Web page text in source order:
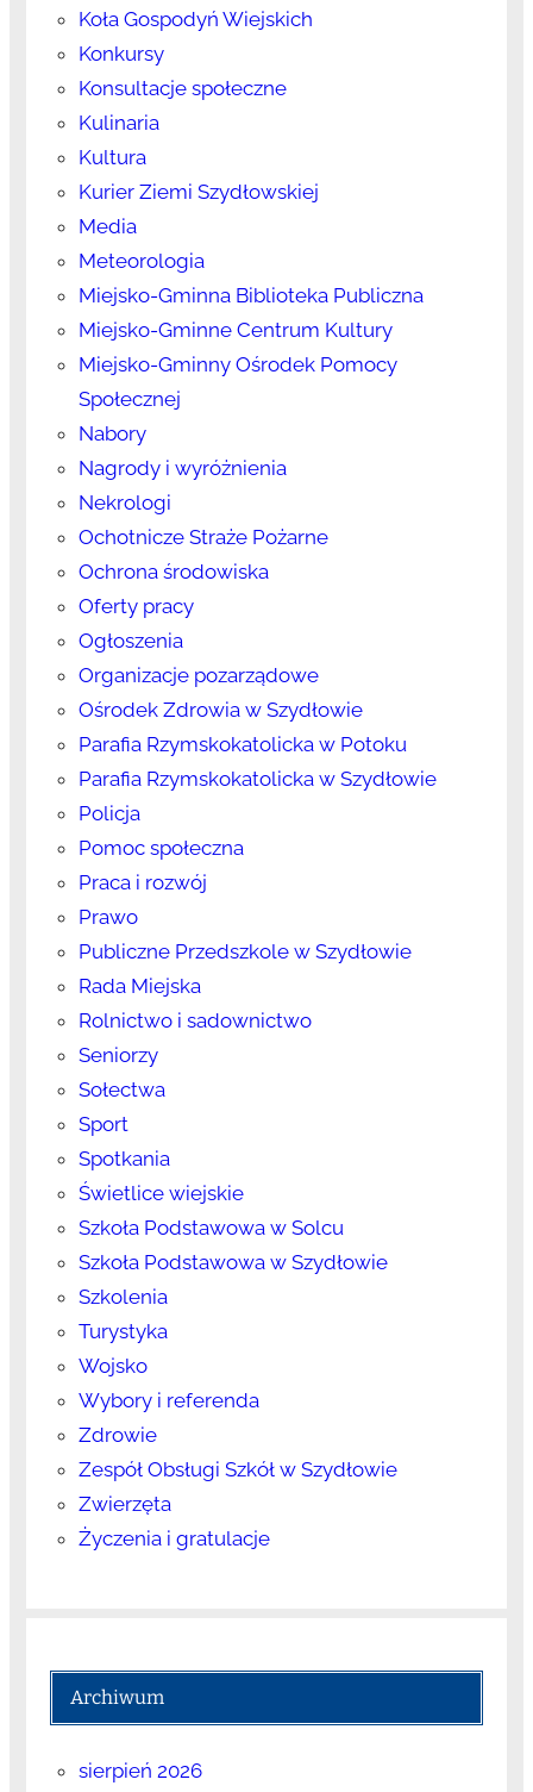
Koła Gospodyń Wiejskich
Konkursy
Konsultacje społeczne
Kulinaria
Kultura
Kurier Ziemi Szydłowskiej
Media
Meteorologia
Miejsko-Gminna Biblioteka Publiczna
Miejsko-Gminne Centrum Kultury
Miejsko-Gminny Ośrodek Pomocy
Społecznej
Nabory
Nagrody i wyróżnienia
Nekrologi
Ochotnicze Straże Pożarne
Ochrona środowiska
Oferty pracy
Ogłoszenia
Organizacje pozarządowe
Ośrodek Zdrowia w Szydłowie
Parafia Rzymskokatolicka w Potoku
Parafia Rzymskokatolicka w Szydłowie
Policja
Pomoc społeczna
Praca i rozwój
Prawo
Publiczne Przedszkole w Szydłowie
Rada Miejska
Rolnictwo i sadownictwo
Seniorzy
Sołectwa
Sport
Spotkania
Świetlice wiejskie
Szkoła Podstawowa w Solcu
Szkoła Podstawowa w Szydłowie
Szkolenia
Turystyka
Wojsko
Wybory i referenda
Zdrowie
Zespół Obsługi Szkół w Szydłowie
Zwierzęta
Życzenia i gratulacje
Archiwum
sierpień 2026